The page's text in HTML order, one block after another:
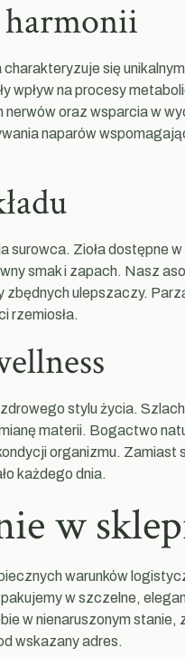
harmonii
się
na procesy
oraz wsparcia w
naparów
Zioła dostępne
smak i zapach. Nasz
ulepszaczy.
rzemiosła.
stylu życia.
materii. Bogactwo
organizmu.
każdego dnia.
w
warunków
w szczelne,
w nienaruszonym stanie,
wskazany adres.